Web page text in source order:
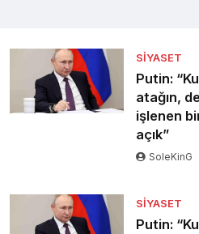
SIYASET
Putin:
atağın,
işlenen
açık”
SoleKinG
SIYASET
Putin: